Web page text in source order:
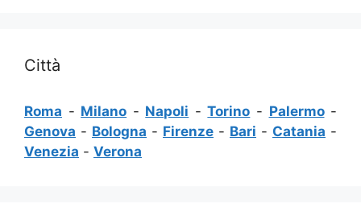
Città
Roma - Milano - Napoli -Torino - Palermo-
Genova - Bologna - Firenze - Bari - Catania -
Venezia - Verona